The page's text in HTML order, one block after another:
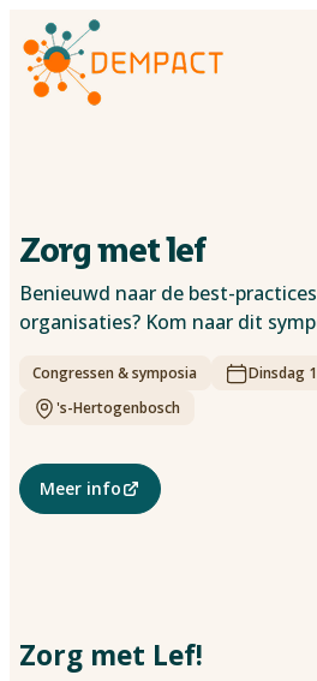
Impactpartners
Contact
Zorg met lef
Benieuwd naar de best-
organisaties? Kom naar dit
Congressen & symposia Dinsdag
's-Hertogenbosch
Meer info
Zorg met Lef!